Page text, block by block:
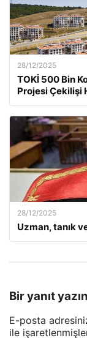
28/12/2025
TOKİ 500 Bin
Projesi Çekilişi
28/12/2025
Uzman, tanık
Bir yanıt yazın
E-posta
ile